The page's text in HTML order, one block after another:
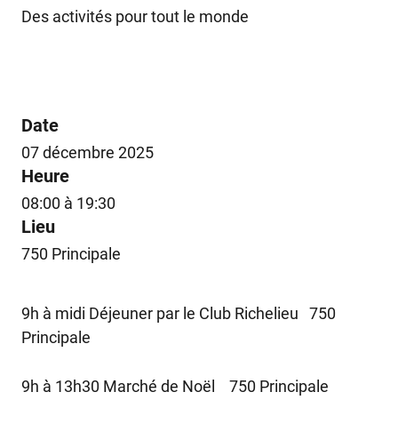
Des activités pour tout le monde
Date
07 décembre 2025
Heure
08:00 à 19:30
Lieu
750 Principale
9h à midi Déjeuner par le Club Richelieu 750
Principale
9h à 13h30 Marché de Noël 750 Principale